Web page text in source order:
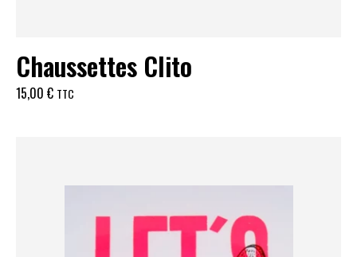
Chaussettes Clito
15,00 € TTC